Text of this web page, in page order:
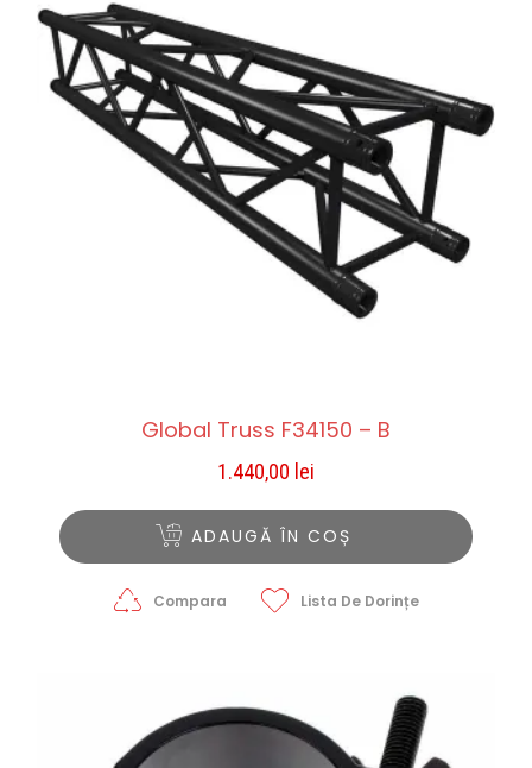
Global Truss F34150 – B
1.440,00 lei
ADAUGĂ ÎN COȘ
Compara Lista De Dorințe